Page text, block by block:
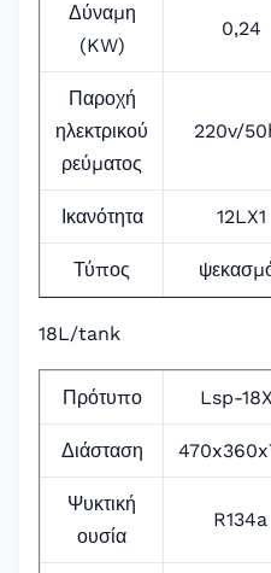
Δύναμη
(KW)
0,24
Παροχή
ηλεκτρικού
ρεύματος
220v/
Ικανότητα 12LX1
Τύπος
18L/tank
Πρότυπο Lsp-
Διάσταση
Ψυκτική
ουσία
R134a